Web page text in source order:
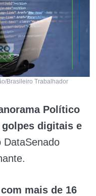
Brasileiro Trabalhador
Político
digitais e
DataSenado
mais de 16